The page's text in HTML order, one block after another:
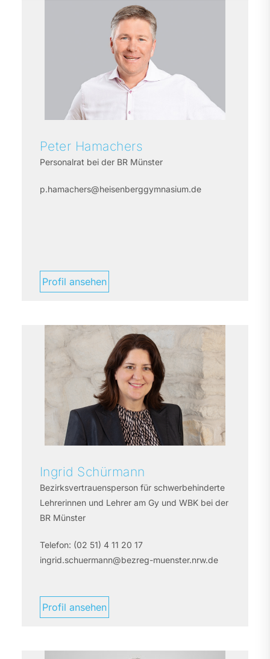
Peter Hamachers
Personalrat bei der BR Münster
p.hamachers@heisenberggymnasium.de
Profil ansehen
Ingrid Schürmann
Bezirksvertrauensperson für schwerbehinderte
Lehrerinnen und Lehrer am Gy und WBK bei der
BR Münster
Telefon: (02 51) 4 11 20 17
ingrid.schuermann@bezreg-muenster.nrw.de
Profil ansehen